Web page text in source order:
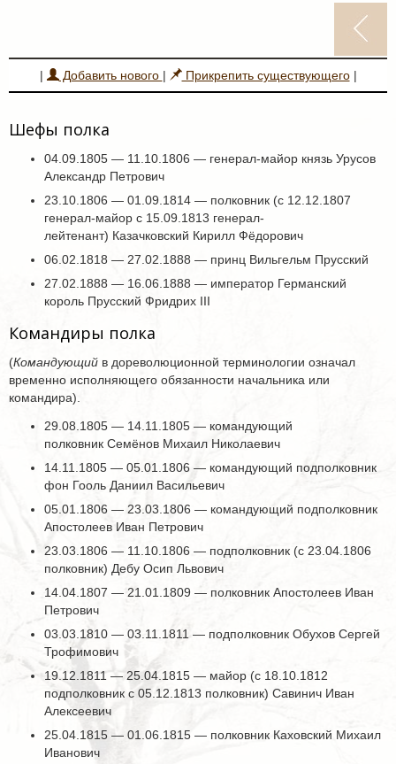
| Добавить нового | Прикрепить существующего|
Шефы полка
04.09.1805 — 11.10.1806 — генерал-майор князь Урусов
Александр Петрович
23.10.1806 — 01.09.1814 — полковник (с 12.12.1807
генерал-майор с 15.09.1813 генерал-
лейтенант) Казачковский Кирилл Фёдорович
06.02.1818 — 27.02.1888 — принц Вильгельм Прусский
27.02.1888 — 16.06.1888 — император Германский
король Прусский Фридрих III
Командиры полка
(Командующий в дореволюционной терминологии означал
временно исполняющего обязанности начальника или
командира).
29.08.1805 — 14.11.1805 — командующий
полковник Семёнов Михаил Николаевич
14.11.1805 — 05.01.1806 — командующий подполковник
фон Гооль Даниил Васильевич
05.01.1806 — 23.03.1806 — командующий подполковник
Апостолеев Иван Петрович
23.03.1806 — 11.10.1806 — подполковник (с 23.04.1806
полковник) Дебу Осип Львович
14.04.1807 — 21.01.1809 — полковник Апостолеев Иван
Петрович
03.03.1810 — 03.11.1811 — подполковник Обухов Сергей
Трофимович
19.12.1811 — 25.04.1815 — майор (с 18.10.1812
подполковник с 05.12.1813 полковник) Савинич Иван
Алексеевич
25.04.1815 — 01.06.1815 — полковник Каховский Михаил
Иванович